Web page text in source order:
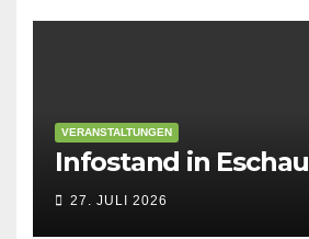
VERANSTALTUNGEN
Infostand in Eschau
27. JULI 2026